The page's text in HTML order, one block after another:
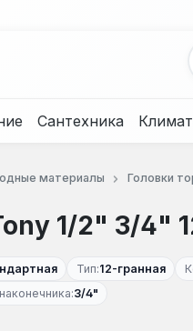
Сантехника Климат
материалы Головки
1/2" 3/4"
Тип:12-гранная
3/4"